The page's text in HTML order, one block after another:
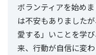
ボランティアを始め
は不安もありました
愛する」いことを学
来、行動が自信に変